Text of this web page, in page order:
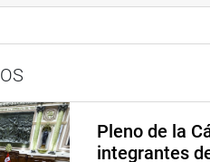
al momento de su cese,
más importantes de la
de Educación Técnico-
pública magisterial.Pleno de la
integrantes